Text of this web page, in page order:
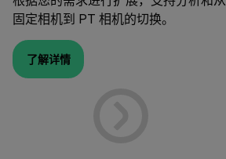
固定相机到 PT 相机的切换。
了解详情